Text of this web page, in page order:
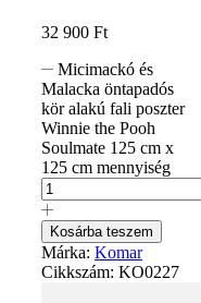
32 900 Ft
Micimackó és
Malacka öntapadós
kör alakú fali poszter
Winnie the Pooh
Soulmate 125 cm x
125 cm mennyiség
Kosárba teszem
Márka: Komar
Cikkszám: KO0227